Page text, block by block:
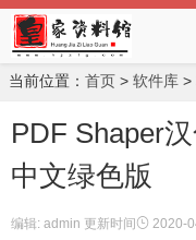
当前位置： 首页 > 软件库 >
PDF Shaper
中文绿色版
编辑: admin 更新时间 2020-